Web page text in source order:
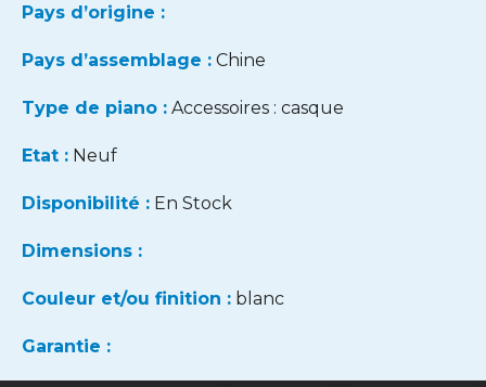
Pays d’origine :
Pays d’assemblage : Chine
Type de piano : Accessoires : casque
Etat : Neuf
Disponibilité : En Stock
Dimensions :
Couleur et/ou finition : blanc
Garantie :